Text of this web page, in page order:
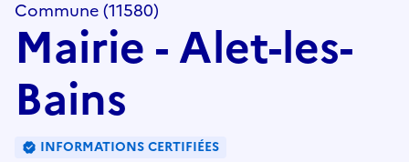
Commune (11580)
Mairie - Alet-les-
Bains
INFORMATIONS CERTIFIÉES